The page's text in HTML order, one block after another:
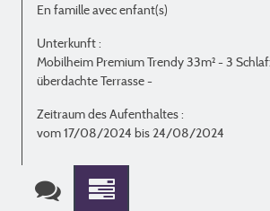
En famille avec enfant(s)
Unterkunft :
Mobilheim Premium Trendy 33m² - 3
überdachte Terrasse -
Zeitraum des Aufenthaltes :
vom 17/08/2024 bis 24/08/2024